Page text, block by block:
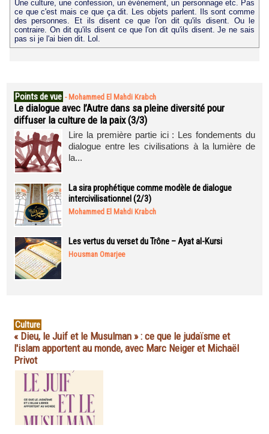
Une culture, une confession, un événement, un personnage etc. Pas
ce que c'est mais ce que ça dit. Les objets parlent. Ils sont comme
des personnes. Et ils disent ce que l'on dit qu'ils disent. Ou le
contraire. On dit qu'ils disent ce que l'on dit qu'ils disent. Je ne sais
pas si je l'ai bien dit. Lol.
Points de vue - Mohammed El Mahdi Krabch
Le dialogue avec l’Autre dans sa pleine diversité pour
diffuser la culture de la paix (3/3)
Lire la première partie ici : Les fondements du
dialogue entre les civilisations à la lumière de
la...
La sira prophétique comme modèle de dialogue
intercivilisationnel (2/3)
Mohammed El Mahdi Krabch
Les vertus du verset du Trône – Ayat al-Kursi
Housman Omarjee
Culture
« Dieu, le Juif et le Musulman » : ce que le judaïsme et
l'islam apportent au monde, avec Marc Neiger et Michaël
Privot